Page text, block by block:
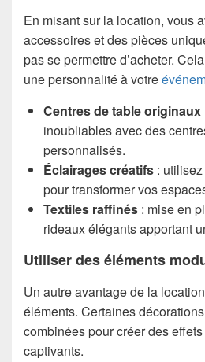
En misant sur la location, vous
accessoires et des pièces
pas se permettre d’acheter.
une personnalité à votre
Centres de table originaux
inoubliables avec des
personnalisés.
Éclairages créatifs :
pour transformer vos
Textiles raffinés : mise en
rideaux élégants apportant
Utiliser des éléments
Un autre avantage de la
éléments. Certaines
combinées pour créer des
captivants.